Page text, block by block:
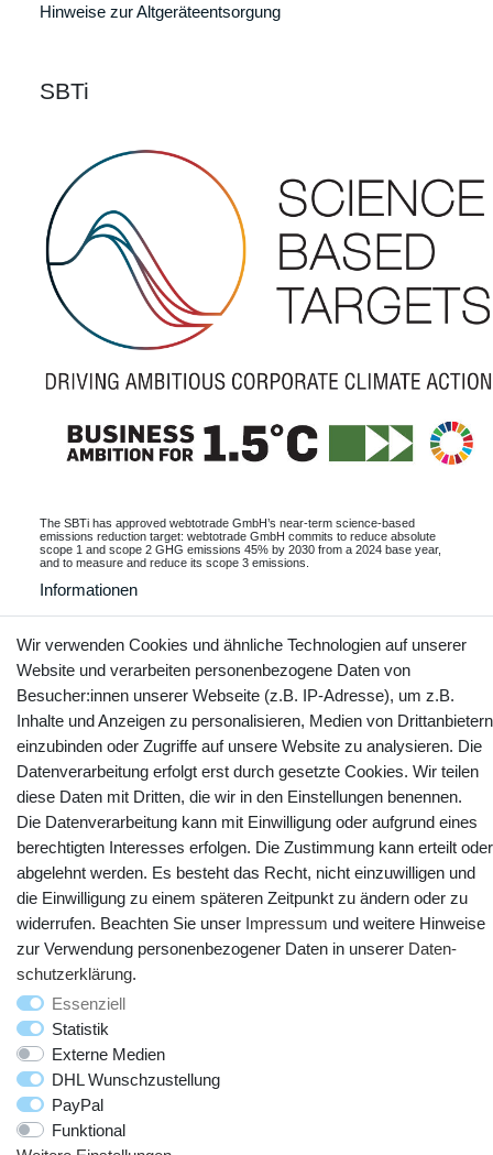
Hinweise zur Altgeräteentsorgung
SBTi
The SBTi has approved webtotrade GmbH’s near-term science-based
emissions reduction target: webtotrade GmbH commits to reduce absolute
scope 1 and scope 2 GHG emissions 45% by 2030 from a 2024 base year,
and to measure and reduce its scope 3 emissions.
Informationen
Vertrag widerrufen Kontakt
YouTube Facebook Instagram
© Copyright 2025 webtotrade GmbH. Alle Rechte vorbehalten.
Wir verwenden Cookies und ähnliche Technologien auf unserer
Website und verarbeiten personenbezogene Daten von
Besucher:innen unserer Webseite (z.B. IP-Adresse), um z.B.
Inhalte und Anzeigen zu personalisieren, Medien von Drittanbietern
einzubinden oder Zugriffe auf unsere Website zu analysieren. Die
Datenverarbeitung erfolgt erst durch gesetzte Cookies. Wir teilen
diese Daten mit Dritten, die wir in den Einstellungen benennen.
Die Datenverarbeitung kann mit Einwilligung oder aufgrund eines
berechtigten Interesses erfolgen. Die Zustimmung kann erteilt oder
abgelehnt werden. Es besteht das Recht, nicht einzuwilligen und
die Einwilligung zu einem späteren Zeitpunkt zu ändern oder zu
widerrufen. Beachten Sie unser Impressum und weitere Hinweise
zur Verwendung personenbezogener Daten in unserer Daten­
schutz­erklärung.
Essenziell
Statistik
Externe Medien
DHL Wunschzustellung
PayPal
Funktional